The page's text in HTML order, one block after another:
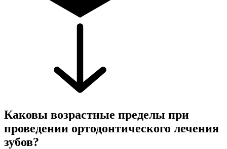
Каковы возрастные пределы при
проведении ортодонтического лечения
зубов?